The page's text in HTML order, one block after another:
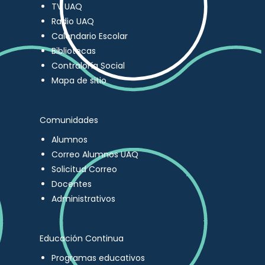
TV UAQ
Radio UAQ
Calendario Escolar
Bibliotecas
Contraloría Social
Mapa de sitio
Comunidades
Alumnos
Correo Alumnos UAQ
Solicitud Correo
Docentes
Administrativos
Educación Continua
Programas educativos